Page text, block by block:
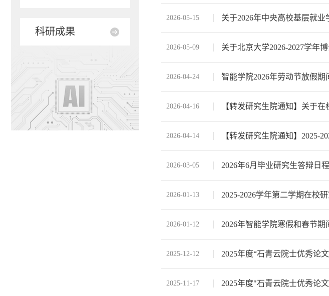
科研成果
2026-05-15 关于2026年中央高校基层就
2026-05-09 关于北京大学2026-2027学年
2026-04-24 智能学院2026年劳动节放假期
2026-04-16 【转发研究生院通知】关于
2026-04-14 【转发研究生院通知】2025-
2026-03-05 2026年6月毕业研究生答辩日
2026-01-13 2025-2026学年第二学期在校
2026-01-12 2026年智能学院寒假和春节
2025-12-12 2025年度“石青云院士优秀论
2025-11-17 2025年度"石青云院士优秀论